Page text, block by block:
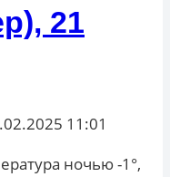
21
11:01
ночью -1°,